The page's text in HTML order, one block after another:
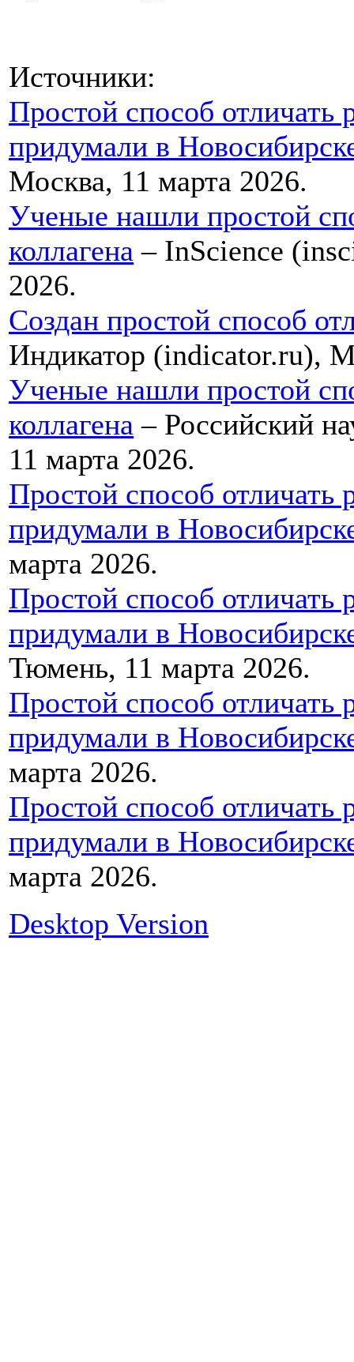
Источники:
Простой способ отличать
придумали в
Москва, 11 марта 2026.
Ученые нашли простой
коллагена – InScience
2026.
Создан простой способ
Индикатор (indicator.ru),
Ученые нашли простой
коллагена – Российский
11 марта 2026.
Простой способ отличать
придумали в
марта 2026.
Простой способ отличать
придумали в
Тюмень, 11 марта 2026.
Простой способ отличать
придумали в
марта 2026.
Простой способ отличать
придумали в
марта 2026.
Desktop Version